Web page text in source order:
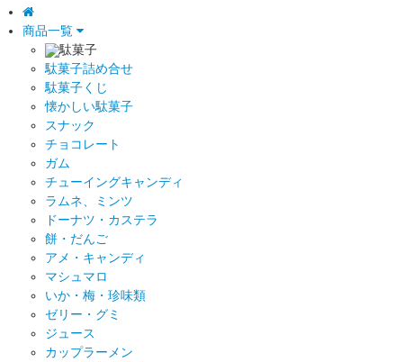
商品一覧
駄菓子
駄菓子詰め合せ
駄菓子くじ
懐かしい駄菓子
スナック
チョコレート
ガム
チューイングキャンディ
ラムネ、ミンツ
ドーナツ・カステラ
餅・だんご
アメ・キャンディ
マシュマロ
いか・梅・珍味類
ゼリー・グミ
ジュース
カップラーメン